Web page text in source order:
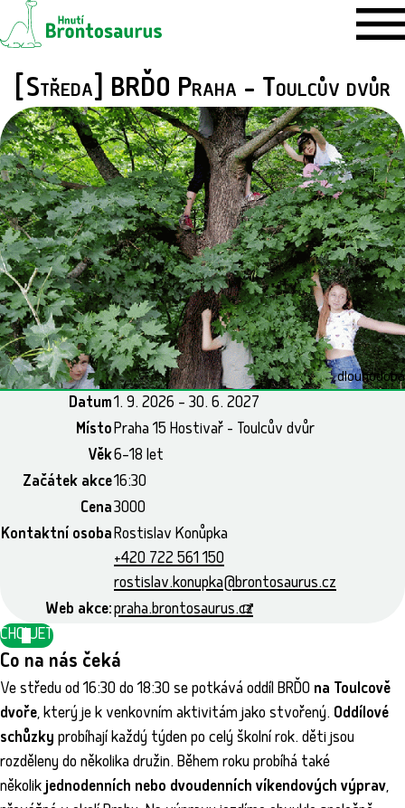
[Středa] BRĎO Praha - Toulcův dvůr
dlouhodobá
Datum1. 9. 2026 – 30. 6. 2027
MístoPraha 15 Hostivař - Toulcův dvůr
Věk6–18 let
Začátek akce16:30
Cena3000
Kontaktní osobaRostislav Konůpka
+420 722 561 150
rostislav.konupka@brontosaurus.cz
Web akce:praha.brontosaurus.cz
CHCI JET
Co na nás čeká
Ve středu od 16:30 do 18:30 se potkává oddíl BRĎO na Toulcově
dvoře, který je k venkovním aktivitám jako stvořený. Oddílové
schůzky probíhají každý týden po celý školní rok. děti jsou
rozděleny do několika družin. Během roku probíhá také
několikjednodenních nebo dvoudenních víkendových výprav,